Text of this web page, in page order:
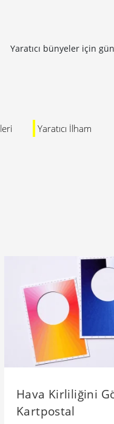
Yaratıcı bünyeler için
Yaratıcı İlham
Hava Kirliliğini
Kartpostal